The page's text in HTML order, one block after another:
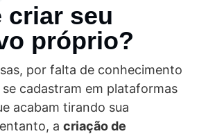
criar seu
próprio?
por falta de conhecimento
cadastram em plataformas
acabam tirando sua
a criação de